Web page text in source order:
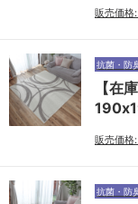
販売価格:
抗菌・防
【在
販売価格:
抗菌・防